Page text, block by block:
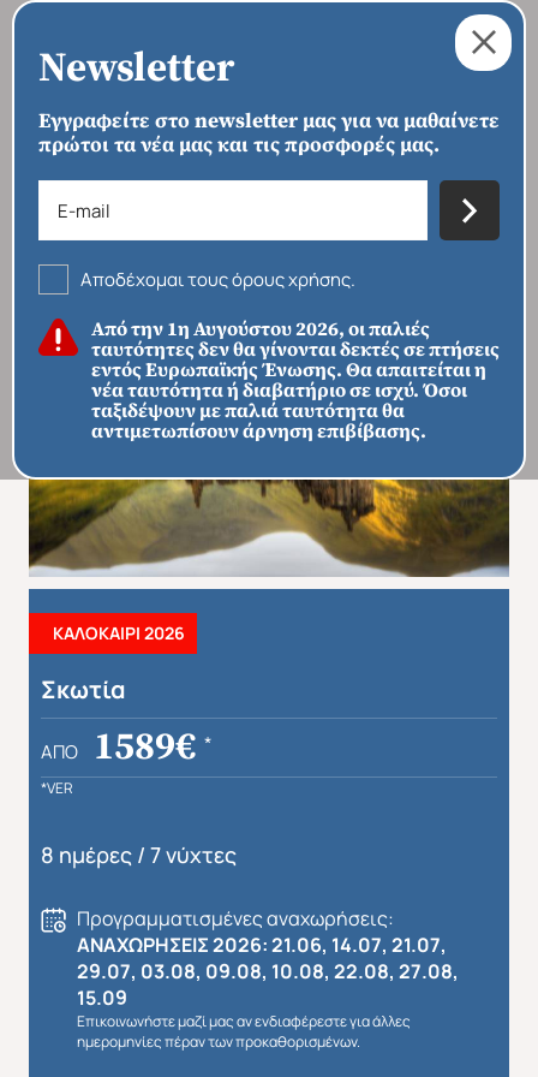
Newsletter
Εγγραφείτε στο newsletter μας για να μαθαίνετε
πρώτοι τα νέα μας και τις προσφορές μας.
Αποδέχομαι τους όρους χρήσης.
Από την 1η Αυγούστου 2026, οι παλιές
ταυτότητες δεν θα γίνονται δεκτές σε πτήσεις
εντός Ευρωπαϊκής Ένωσης. Θα απαιτείται η
νέα ταυτότητα ή διαβατήριο σε ισχύ. Όσοι
ταξιδέψουν με παλιά ταυτότητα θα
αντιμετωπίσουν άρνηση επιβίβασης.
Απευθείας απο Ηράκλειο Εκτός Ευρώπης
ΑΡΧΙΚΗ › ΠΡΟΟΡΙΣΜΟΙ › ΕΥΡΏΠΗ › ΗΝΩΜΈΝΟ ΒΑΣΊΛΕΙΟ
ΚΑΛΟΚΑΙΡΙ 2026
Σκωτία
ΑΠΌ 1589€ *
*VER
8 ημέρες / 7 νύχτες
Προγραμματισμένες αναχωρήσεις:
ΑΝΑΧΩΡΗΣΕΙΣ 2026: 21.06, 14.07, 21.07,
29.07, 03.08, 09.08, 10.08, 22.08, 27.08,
15.09
Επικοινωνήστε μαζί μας αν ενδιαφέρεστε για άλλες
ημερομηνίες πέραν των προκαθορισμένων.